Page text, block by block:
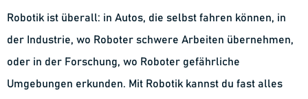
Robotik ist überall: in Autos, die selbst fahren können, in
der Industrie, wo Roboter schwere Arbeiten übernehmen,
oder in der Forschung, wo Roboter gefährliche
Umgebungen erkunden. Mit Robotik kannst du fast alles